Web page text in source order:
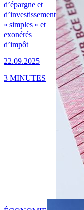
d’épargne et
d’investissement
« simples » et
exonérés
d’impôt
22.09.2025
3 MINUTES